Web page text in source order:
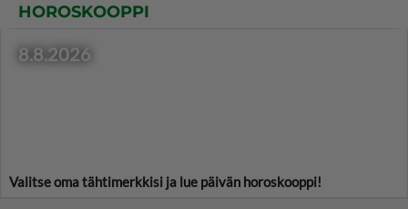
HOROSKOOPPI
8.8.2026
Valitse oma tähtimerkkisi ja lue päivän horoskooppi!